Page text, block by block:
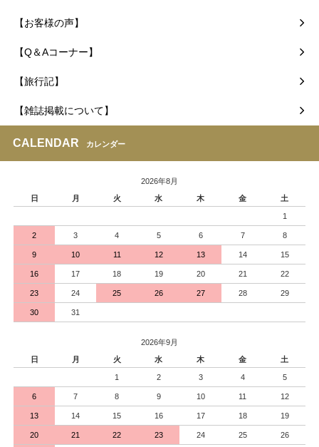
【お客様の声】
【Q＆Aコーナー】
【旅行記】
【雑誌掲載について】
CALENDAR カレンダー
2026年8月
日
月 火 水 木 金 土
1
2 3 4 5 6 7 8
9 10 11 12 13 14 15
16 17 18 19 20 21 22
23 24 25 26 27 28 29
30 31
2026年9月
日
月 火 水 木 金 土
1 2 3 4 5
6 7 8 9 10 11 12
13 14 15 16 17 18 19
20 21 22 23 24 25 26